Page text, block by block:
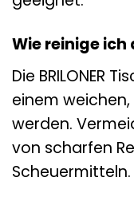
Wie reinige ich
Die BRILONER
einem
werden.
von scharfen
Scheuermitteln.